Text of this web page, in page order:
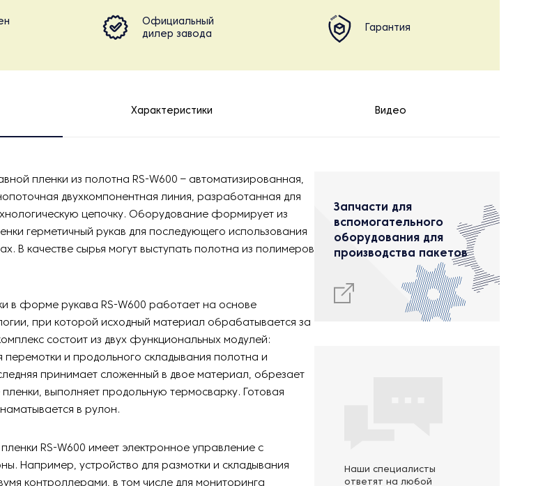
Официальный
дилер завода
Гарантия
Характеристики Видео
пленки из полотна RS-W600 – автоматизированная,
двухкомпонентная линия, разработанная для
цепочку. Оборудование формирует из
герметичный рукав для последующего использования
В качестве сырья могут выступать полотна из полимеров
в форме рукава RS-W600 работает на основе
при которой исходный материал обрабатывается за
состоит из двух функциональных модулей:
перемотки и продольного складывания полотна и
принимает сложенный в двое материал, обрезает
выполняет продольную термосварку. Готовая
в рулон.
RS-W600 имеет электронное управление с
Например, устройство для размотки и складывания
контроллерами, в том числе для мониторинга
Запчасти для
вспомогательного
оборудования для
производства пакетов
Наши специалисты
ответят на любой